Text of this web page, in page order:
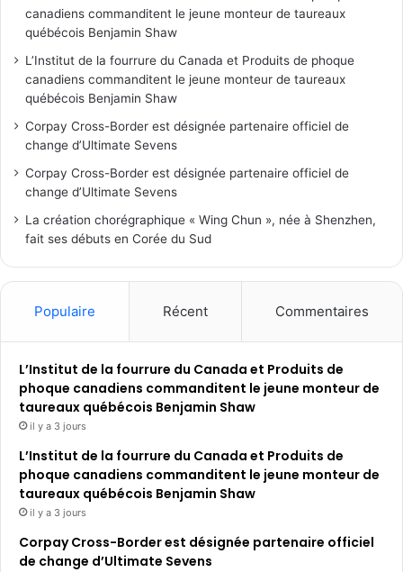
canadiens commanditent le jeune monteur de taureaux
québécois Benjamin Shaw
L’Institut de la fourrure du Canada et Produits de phoque
canadiens commanditent le jeune monteur de taureaux
québécois Benjamin Shaw
Corpay Cross-Border est désignée partenaire officiel de
change d’Ultimate Sevens
Corpay Cross-Border est désignée partenaire officiel de
change d’Ultimate Sevens
La création chorégraphique « Wing Chun », née à Shenzhen,
fait ses débuts en Corée du Sud
Populaire Récent Commentaires
L’Institut de la fourrure du Canada et Produits de
phoque canadiens commanditent le jeune monteur de
taureaux québécois Benjamin Shaw
il y a 3 jours
L’Institut de la fourrure du Canada et Produits de
phoque canadiens commanditent le jeune monteur de
taureaux québécois Benjamin Shaw
il y a 3 jours
Corpay Cross-Border est désignée partenaire officiel
de change d’Ultimate Sevens